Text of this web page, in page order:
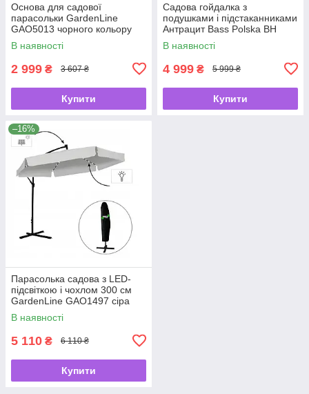
Основа для садової
парасольки GardenLine
GAO5013 чорного кольору
В наявності
2 999 ₴ 3 607 ₴
Купити
Садова гойдалка з
подушками і підстаканниками
Антрацит Bass Polska BH
10030
В наявності
4 999 ₴ 5 999 ₴
Купити
–16%
Парасолька садова з LED-
підсвіткою і чохлом 300 см
GardenLine GAO1497 сіра
В наявності
5 110 ₴ 6 110 ₴
Купити